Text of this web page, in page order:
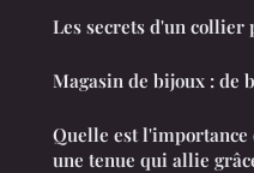
Les secrets d'un
Magasin de bijoux : de
Quelle est
une tenue qui allie